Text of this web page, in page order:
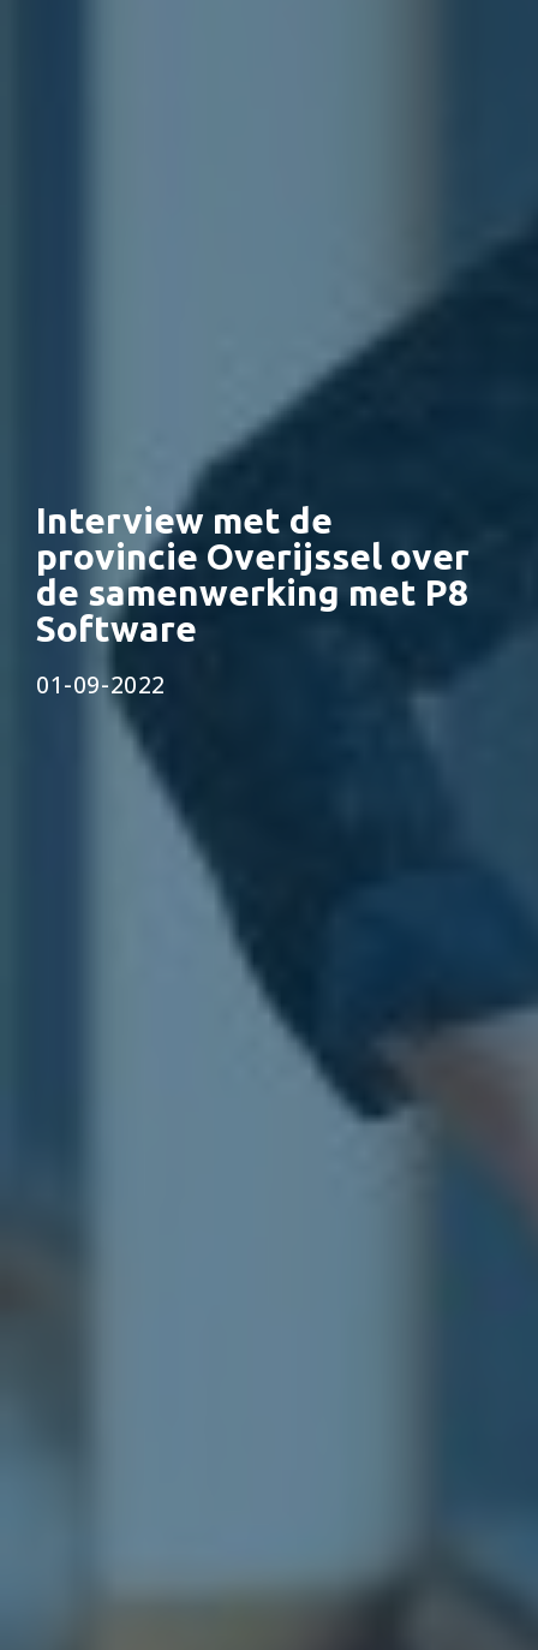
Interview met de
provincie Overijssel over
de samenwerking met P8
Software
01-09-2022